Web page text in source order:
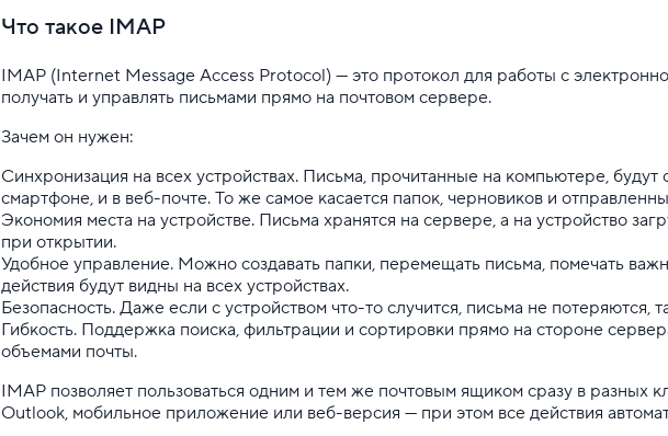
Что такое IMAP
IMAP (Internet Message Access Protocol) — это протокол для работы с
получать и управлять письмами прямо на почтовом сервере.
Зачем он нужен:
Синхронизация на всех устройствах. Письма, прочитанные на компьютере,
смартфоне, и в веб-почте. То же самое касается папок, черновиков и
Экономия места на устройстве. Письма хранятся на сервере, а на устройство
при открытии.
Удобное управление. Можно создавать папки, перемещать письма, помечать
действия будут видны на всех устройствах.
Безопасность. Даже если с устройством что-то случится, письма не потеряются,
Гибкость. Поддержка поиска, фильтрации и сортировки прямо на стороне
объемами почты.
IMAP позволяет пользоваться одним и тем же почтовым ящиком сразу в разных
Outlook, мобильное приложение или веб-версия — при этом все действия